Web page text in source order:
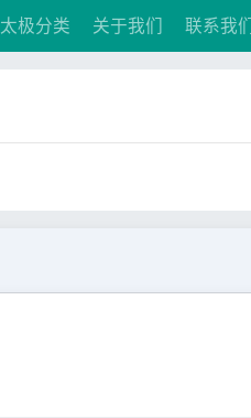
太极分类 关于我们 联系我们